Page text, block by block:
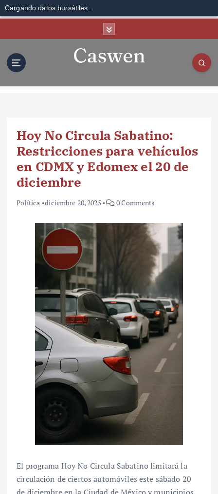
Cargando datos bursátiles...
Hoy No Circula Sabatino:
Restricciones para vehículos
en CDMX y Edomex el 20 de
diciembre
Política diciembre 20, 2025 0 Comments
El programa Hoy No Circula Sabatino limitará la
circulación de ciertos automóviles este sábado 20